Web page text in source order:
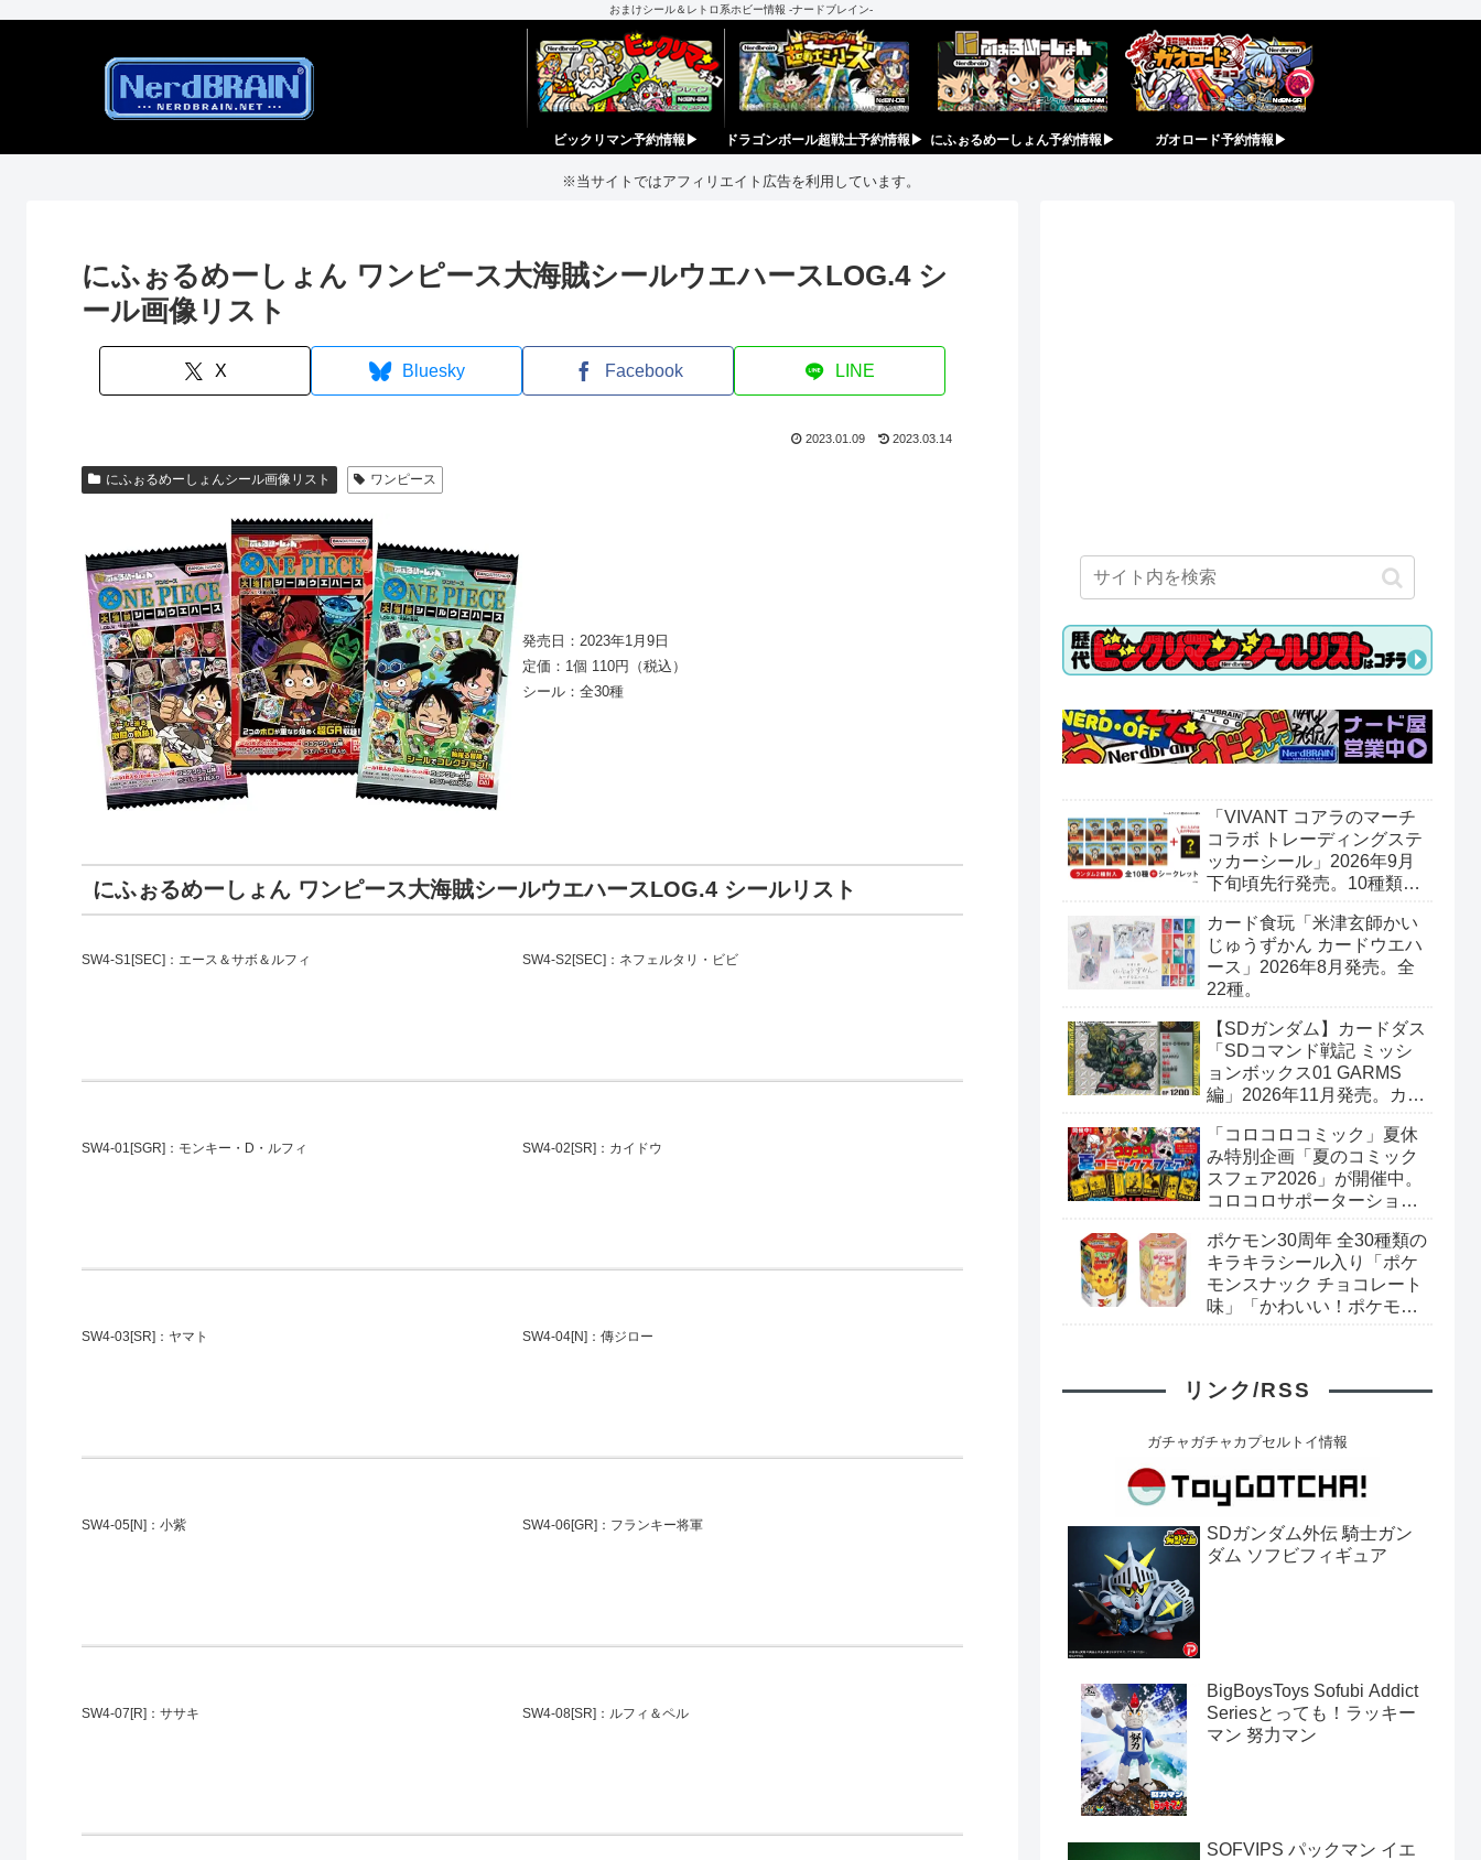
おまけシール＆レトロ系ホビー情報 -ナードブレイン-
ビックリマン予約情報▶︎ ドラゴンボール超戦士予約情報▶︎ にふぉるめーしょん予約情報▶︎ ガオロード予約情報▶︎
※当サイトではアフィリエイト広告を利用しています。
にふぉるめーしょん ワンピース大海賊シールウエハースLOG.4 シ
ール画像リスト
X Bluesky Facebook LINE
2023.01.09 2023.03.14
にふぉるめーしょんシール画像リスト ワンピース
発売日：2023年1月9日
定価：1個 110円（税込）
シール：全30種
にふぉるめーしょん ワンピース大海賊シールウエハースLOG.4 シールリスト
SW4-S1[SEC]：エース＆サボ＆ルフィ SW4-S2[SEC]：ネフェルタリ・ビビ
SW4-01[SGR]：モンキー・D・ルフィ SW4-02[SR]：カイドウ
SW4-03[SR]：ヤマト SW4-04[N]：傳ジロー
SW4-05[N]：小紫 SW4-06[GR]：フランキー将軍
SW4-07[R]：ササキ SW4-08[SR]：ルフィ＆ペル
「VIVANT コアラのマーチ
コラボ トレーディングステ
ッカーシール」2026年9月
下旬頃先行発売。10種類＋
オンラインショップ限定。
カード食玩「米津玄師かい
じゅうずかん カードウエハ
ース」2026年8月発売。全
22種。
【SDガンダム】カードダス
「SDコマンド戦記 ミッシ
ョンボックス01 GARMS
編」2026年11月発売。カー
プレミアムバンダイ予約開
始。
「コロコロコミック」夏休
み特別企画「夏のコミック
スフェア2026」が開催中。
コロコロサポーターショッ
入すると「コロコロおもし
ろステッカー」がもらえ
る。全7種。
ポケモン30周年 全30種類の
キラキラシール入り「ポケ
モンスナック チョコレート
味」「かわいい！ポケモン
リンク/RSS
ガチャガチャカプセルトイ情報
SDガンダム外伝 騎士ガン
ダム ソフビフィギュア
BigBoysToys Sofubi Addict
Seriesとっても！ラッキー
マン 努力マン
SOFVIPS パックマン イエ